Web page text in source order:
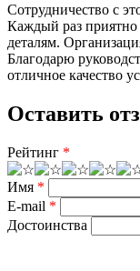
Сотрудничество с
Каждый раз
деталям.
Благодарю
отличное качество
Оставить
Рейтинг *
Имя *
E-mail *
Достоинства